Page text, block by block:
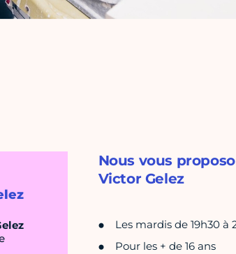
Nous vous
Victor Gelez
Les mardis de 19h30 à
Pour les + de 16 ans